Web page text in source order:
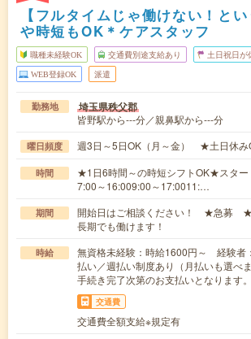
【フルタイムじゃ働けない！と
や時短もOK＊ケアスタッフ
職種未経験OK 交通費別途支給あり 土日祝日が
WEB登録OK 派遣
勤務地 埼玉県秩父郡
皆野駅から---分／親鼻駅から---分
曜日頻度 週3日～5日OK（月～金） ★土日休み
時間
★1日6時間～の時短シフトOK★スター
7:00～16:009:00～17:0011:…
期間
開始日はご相談ください！ ★急募 ★
長期でも働けます！
時給
無資格未経験：時給1600円～ 経験者
払い／週払い制度あり（月払いも選べ
手続き完了次第のお支払いとなります。
交通費
交通費全額支給※規定有